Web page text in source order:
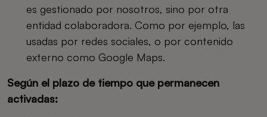
es gestionado por nosotros, sino por otra
entidad colaboradora. Como por ejemplo, las
usadas por redes sociales, o por contenido
externo como Google Maps.
Según el plazo de tiempo que permanecen
activadas: